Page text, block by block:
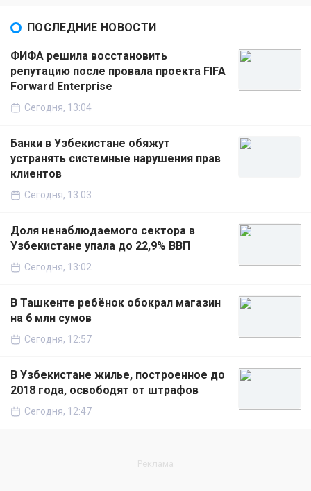
ПОСЛЕДНИЕ НОВОСТИ
ФИФА решила восстановить
репутацию после провала проекта FIFA
Forward Enterprise
Сегодня, 13:04
Банки в Узбекистане обяжут
устранять системные нарушения прав
клиентов
Сегодня, 13:03
Доля ненаблюдаемого сектора в
Узбекистане упала до 22,9% ВВП
Сегодня, 13:02
В Ташкенте ребёнок обокрал магазин
на 6 млн сумов
Сегодня, 12:57
В Узбекистане жилье, построенное до
2018 года, освободят от штрафов
Сегодня, 12:47